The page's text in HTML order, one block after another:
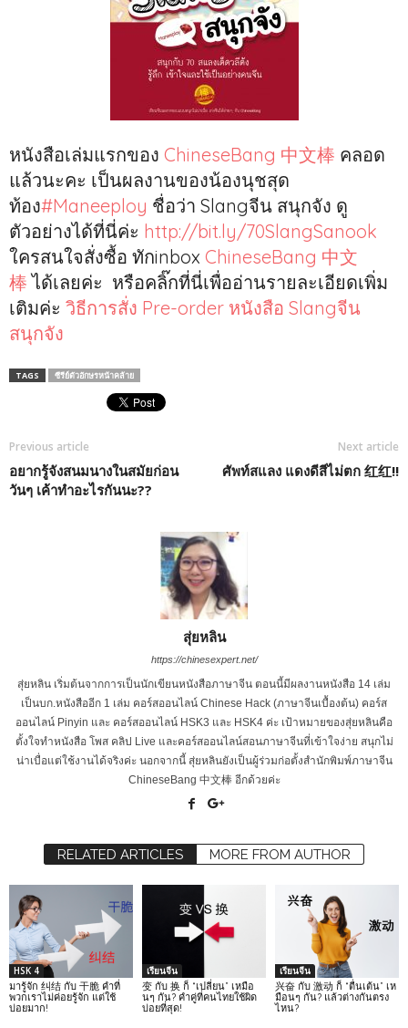
หนังสือเล่มแรกของ ChineseBang 中文棒 คลอด
แล้วนะคะ เป็นผลงานของน้องนุชสุด
ท้อง#Maneeploy ชื่อว่า Slangจีน สนุกจัง ดู
ตัวอย่างได้ที่นี่ค่ะ http://bit.ly/70SlangSanook
ใครสนใจสั่งซื้อ ทักinbox ChineseBang 中文
棒 ได้เลยค่ะ หรือคลิ๊กที่นี่เพื่ออ่านรายละเอียดเพิ่ม
เติมค่ะ วิธีการสั่ง Pre-order หนังสือ Slangจีน
สนุกจัง
TAGS ซีรีย์ตัวอักษรหน้าคล้าย
Previous article
อยากรู้จังสนมนางในสมัยก่อน
วันๆ เค้าทำอะไรกันนะ??
Next article
ศัพท์สแลง แดงดีสีไม่ตก 红红!!
สุ่ยหลิน
https://chinesexpert.net/
สุ่ยหลิน เริ่มต้นจากการเป็นนักเขียนหนังสือภาษาจีน ตอนนี้มีผลงานหนังสือ 14 เล่ม
เป็นบก.หนังสืออีก 1 เล่ม คอร์สออนไลน์ Chinese Hack (ภาษาจีนเบื้องต้น) คอร์ส
ออนไลน์ Pinyin และ คอร์สออนไลน์ HSK3 และ HSK4 ค่ะ เป้าหมายของสุ่ยหลินคือ
ตั้งใจทำหนังสือ โพส คลิป Live และคอร์สออนไลน์สอนภาษาจีนที่เข้าใจง่าย สนุกไม่
น่าเบื่อแต่ใช้งานได้จริงค่ะ นอกจากนี้ สุ่ยหลินยังเป็นผู้ร่วมก่อตั้งสำนักพิมพ์ภาษาจีน
ChineseBang 中文棒 อีกด้วยค่ะ
RELATED ARTICLES MORE FROM AUTHOR
HSK 4
มารู้จัก 纠结 กับ 干脆 คำที่
พวกเราไม่ค่อยรู้จัก แต่ใช้
บ่อยมาก!
เรียนจีน
变 กับ 换 ก็ “เปลี่ยน” เหมือ
นๆ กัน? คำคู่ที่คนไทยใช้ผิด
บ่อยที่สุด!
เรียนจีน
兴奋 กับ 激动 ก็ “ตื่นเต้น” เห
มือนๆ กัน? แล้วต่างกันตรง
ไหน?